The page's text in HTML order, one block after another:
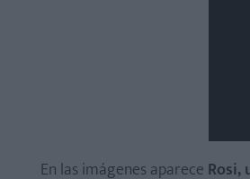
En las imágenes aparece Rosi,